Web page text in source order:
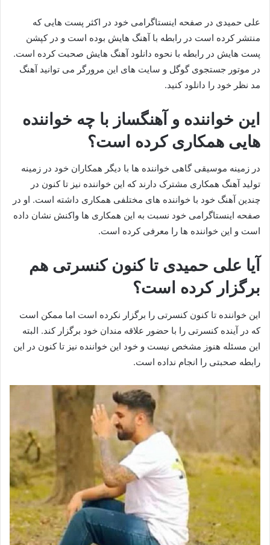
علی حمیدی در صفحه اینستاگرامی خود در اکثر پست هایی که
منتشر کرده است در رابطه با آهنگ هایش بوده است و در کپشن
پست هایش در رابطه با نحوه دانلود آهنگ هایش صحبت کرده است.
در موتور جستجوی گوگل و سایت های این مرورگر می توانید آهنگ
مد نظر خود را دانلود کنید.
این خواننده و آهنگساز با چه خواننده
هایی همکاری کرده است؟
در زمینه موسیقی گاهی خواننده ها با دیگر همکاران خود در زمینه
تولید آهنگ همکاری مشترک دارند که این خواننده نیز تا کنون در
چندین آهنگ خود با خواننده های مختلفی همکاری داشته است. او در
صفحه اینستاگرامی خود نسبت به این همکاری ها واکنش نشان داده
است و این خواننده ها را معرفی کرده است.
آیا علی حمیدی تا کنون کنسرتی هم
برگزار کرده است؟
این خواننده تا کنون کنسرتی را برگزار نکرده است اما ممکن است
که در آینده کنسرتی را با حضور علاقه مندان خود برگزار کند. البته
این مسئله هنوز مشخص نیست و خود این خواننده نیز تا کنون در این
رابطه صحبتی را انجام نداده است.